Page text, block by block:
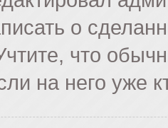
о
что
на него уже